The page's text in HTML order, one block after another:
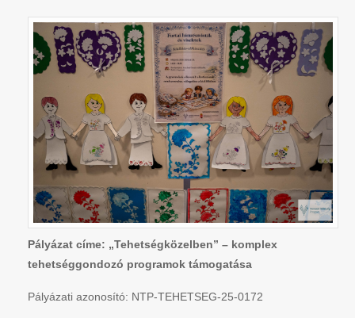
Pályázat címe: „Tehetségközelben” – komplex
tehetséggondozó programok támogatása
Pályázati azonosító: NTP-TEHETSEG-25-0172